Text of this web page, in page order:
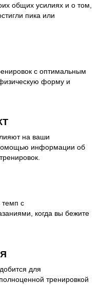
общих усилиях и о том,
пика или
с оптимальным
форму и
на ваши
помощью информации об
темп с
когда вы бежите
для
тренировкой